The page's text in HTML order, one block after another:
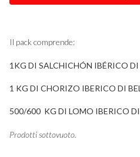
Il pack comprende:
1KG DI SALCHICHÓN IBÉRICO DI
1 KG DI CHORIZO IBERICO DI
500/600 KG DI LOMO IBERICO
Prodotti sottovuoto.